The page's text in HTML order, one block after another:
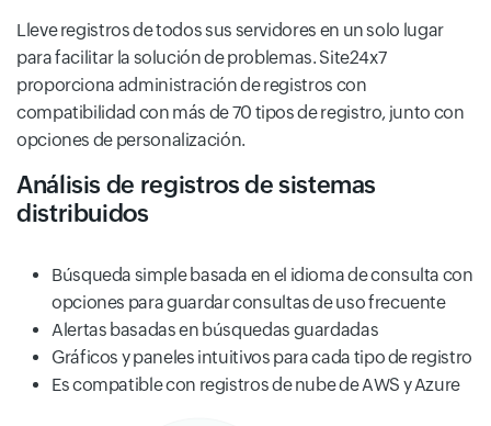
Lleve registros de todos sus servidores en un solo lugar
para facilitar la solución de problemas. Site24x7
proporciona administración de registros con
compatibilidad con más de 70 tipos de registro, junto con
opciones de personalización.
Análisis de registros de sistemas
distribuidos
Búsqueda simple basada en el idioma de consulta con
opciones para guardar consultas de uso frecuente
Alertas basadas en búsquedas guardadas
Gráficos y paneles intuitivos para cada tipo de registro
Es compatible con registros de nube de AWS y Azure